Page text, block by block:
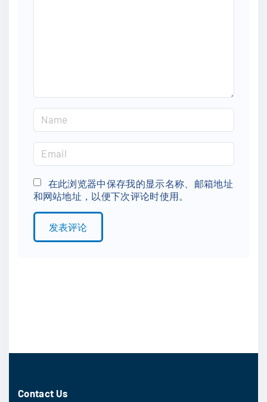
a
e
*
m
a
i
l
在此浏览器中保存我的显示名称、邮箱地址
和网站地址，以便下次评论时使用。
Contact Us